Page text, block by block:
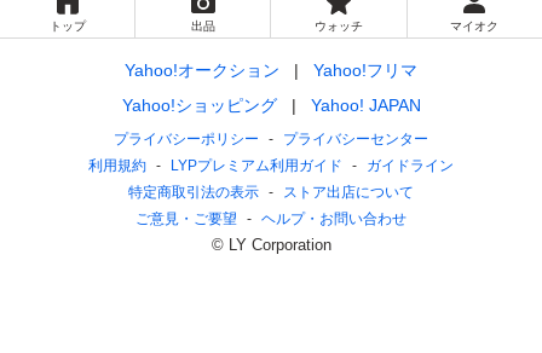
トップ 出品 ウォッチ マイオク
Yahoo!オークション
Yahoo!フリマ
Yahoo!ショッピング
Yahoo! JAPAN
プライバシーポリシー
プライバシーセンター
利用規約
LYPプレミアム利用ガイド
ガイドライン
特定商取引法の表示
ストア出店について
ご意見・ご要望
ヘルプ・お問い合わせ
© LY Corporation